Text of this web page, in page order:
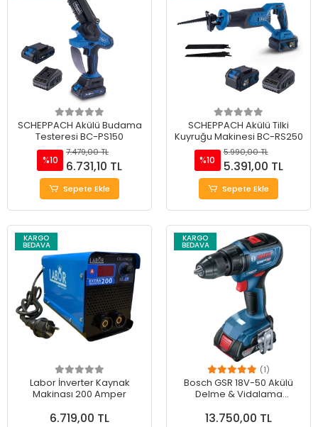
SCHEPPACH Akülü Budama
Testeresi BC-PS150
%10
7.479,00 TL
6.731,10 TL
Sepete Ekle
SCHEPPACH Akülü Tilki
Kuyruğu Makinesi BC-RS250
%10
5.990,00 TL
5.391,00 TL
Sepete Ekle
KARGO
BEDAVA
Labor İnverter Kaynak
Makinası 200 Amper
6.719,00 TL
KARGO
BEDAVA
(1)
Bosch GSR 18V-50 Akülü
Delme & Vidalama
Performans
13.750,00 TL